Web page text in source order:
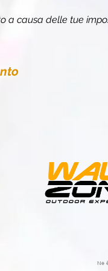
a causa delle tue
Ne